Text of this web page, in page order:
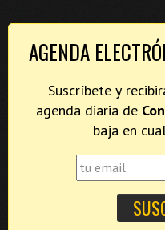
AGENDA
Suscríbete y
agenda diaria de
baja en